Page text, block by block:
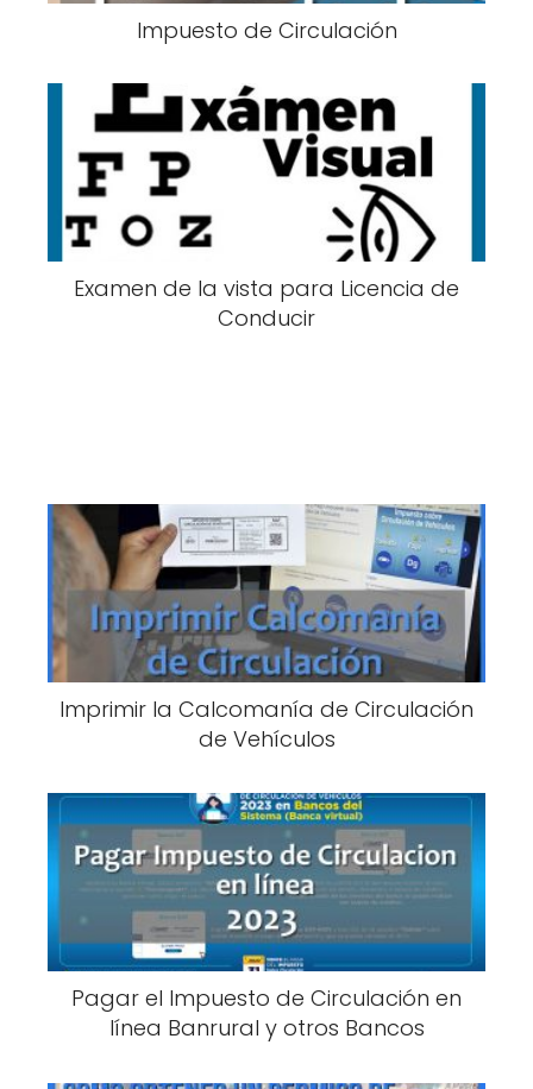
Impuesto de Circulación
Examen de la vista para Licencia de
Conducir
Imprimir la Calcomanía de Circulación
de Vehículos
Pagar el Impuesto de Circulación en
línea Banrural y otros Bancos